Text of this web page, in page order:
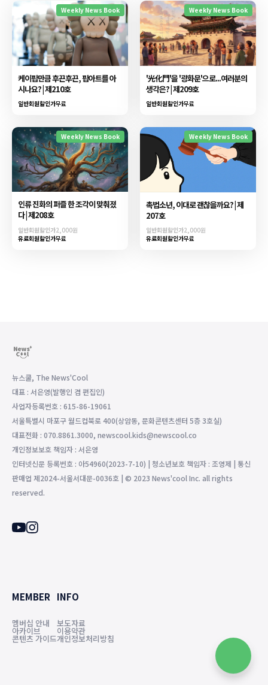
Weekly News Book
케이팝만큼 후끈후끈, 팝아트를 아
시나요? | 제210호
일반회원할인가무료
Weekly News Book
'光化門'을 '광화문'으로...여러분의
생각은? | 제209호
일반회원할인가무료
Weekly News Book
인류 진화의 퍼즐 한 조각이 맞춰졌
다 | 제208호
일반회원할인가2,000원
유료회원할인가무료
Weekly News Book
촉법소년, 이대로 괜찮을까요? | 제
207호
일반회원할인가2,000원
유료회원할인가무료
뉴스쿨, The News'Cool
대표 : 서은영(발행인 겸 편집인)
사업자등록번호 : 615-86-19061
서울특별시 마포구 월드컵북로 400(상암동, 문화콘텐츠센터 5층 3호실)
대표전화 : 070.8861.3000, newscool.kids@newscool.co
개인정보보호 책임자 : 서은영
인터넷신문 등록번호 : 아54960(2023-7-10) | 청소년보호 책임자 : 조영제 | 통신
판매업 제2024-서울서대문-0036호 | © 2023 News'cool Inc. all rights
reserved.
MEMBER
멤버십 안내
아카이브
콘텐츠 가이드
INFO
보도자료
이용약관
개인정보처리방침